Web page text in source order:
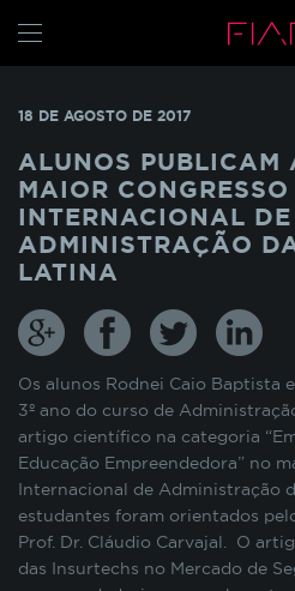
GRADUAÇÃO
MBAsTECH
GLOBAL MBA
PÓS TECH
FIAP ON
FIAP EMPRESAS
FIAP
ALUN
18 DE AGOSTO DE 2017
ALUNOS PUBLICAM
MAIOR CONGRESSO
INTERNACIONAL DE
ADMINISTRAÇÃO
LATINA
Os alunos Rodnei Caio Baptista
3º ano do curso de
artigo científico na categoria
Educação Empreendedora” no
Internacional de Administração
estudantes foram orientados
Prof. Dr. Cláudio Carvajal. O
das Insurtechs no Mercado de
cookies para melhorar a
navegação em nosso site e
constantemente os nossos
armazenam
informações básicas da
Estes cookies não podem
são necessários para que o
corretamente ou para
funcionalidades diversas.
com a realização de login
preenchimento de
visitas para a medição de